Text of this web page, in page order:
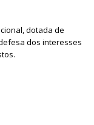
dotada de
dos interesses